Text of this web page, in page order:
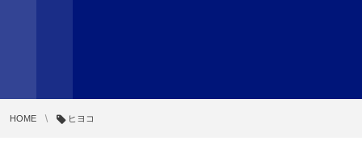
HOME ヒヨコ